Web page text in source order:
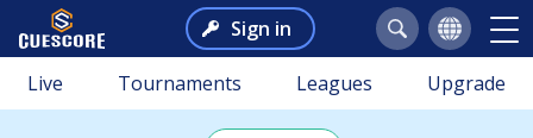
Sign in
Live Tournaments Leagues Upgrade